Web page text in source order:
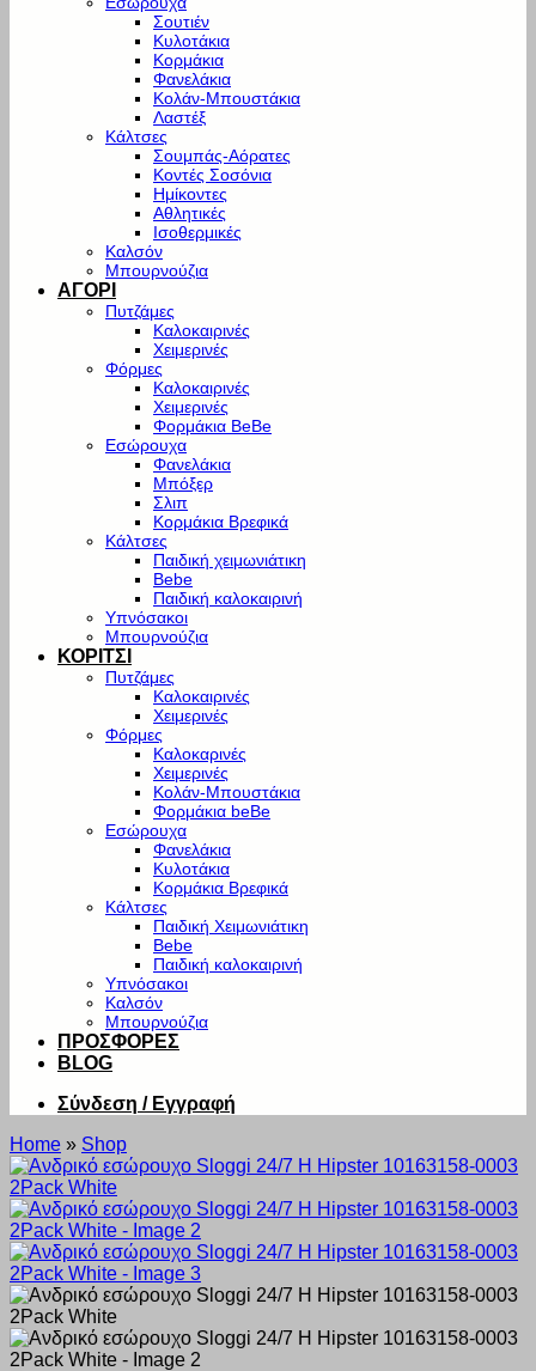
Σουτιέν
Κυλοτάκια
Κορμάκια
Φανελάκια
Κολάν-Μπουστάκια
Λαστέξ
Κάλτσες
Σουμπάς-Αόρατες
Κοντές Σοσόνια
Ημίκοντες
Αθλητικές
Ισοθερμικές
Καλσόν
Μπουρνούζια
ΑΓΟΡΙ
Πυτζάμες
Καλοκαιρινές
Χειμερινές
Φόρμες
Καλοκαιρινές
Χειμερινές
Φορμάκια BeBe
Εσώρουχα
Φανελάκια
Μπόξερ
Σλιπ
Κορμάκια Βρεφικά
Κάλτσες
Παιδική χειμωνιάτικη
Bebe
Παιδική καλοκαιρινή
Υπνόσακοι
Μπουρνούζια
ΚΟΡΙΤΣΙ
Πυτζάμες
Καλοκαιρινές
Χειμερινές
Φόρμες
Καλοκαρινές
Χειμερινές
Κολάν-Μπουστάκια
Φορμάκια beBe
Εσώρουχα
Φανελάκια
Κυλοτάκια
Κορμάκια Βρεφικά
Κάλτσες
Παιδική Χειμωνιάτικη
Bebe
Παιδική καλοκαιρινή
Υπνόσακοι
Καλσόν
Μπουρνούζια
ΠΡΟΣΦΟΡΕΣ
BLOG
Σύνδεση / Εγγραφή
Home » Shop